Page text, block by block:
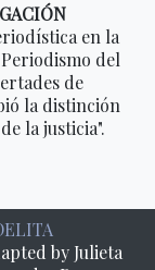
en la
del
de
la distinción
la justicia".
by Julieta